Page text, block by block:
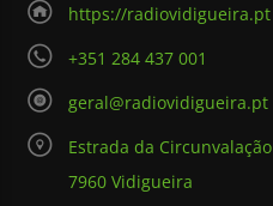
https://radiovidigueira.pt
+351 284 437 001
geral@radiovidigueira.pt
Estrada da Circunvalação
7960 Vidigueira